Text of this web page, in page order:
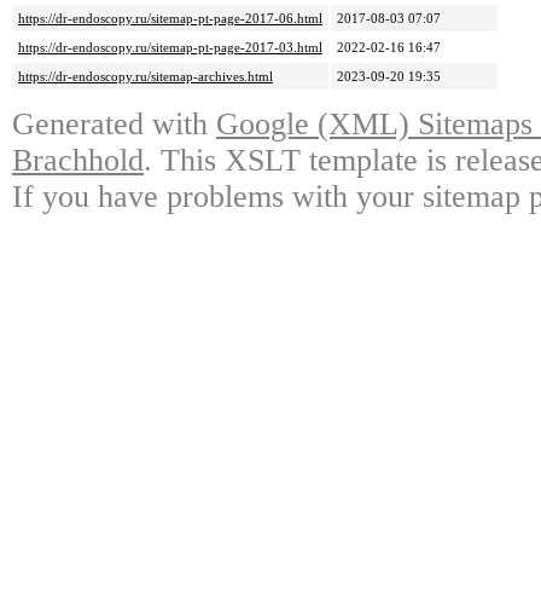
https://dr-endoscopy.ru/sitemap-pt-page-2017-06.html
2017-08-03 07:07
https://dr-endoscopy.ru/sitemap-pt-page-2017-03.html
2022-02-16 16:47
https://dr-endoscopy.ru/sitemap-archives.html
2023-09-20 19:35
Generated with Google (XML)
Brachhold. This XSLT template is
If you have problems with your sitemap